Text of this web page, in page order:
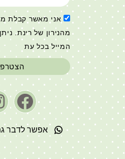
אני מאשר קבלת
מהנירון של רינת.
המייל בכל עת
אפשר לדבר